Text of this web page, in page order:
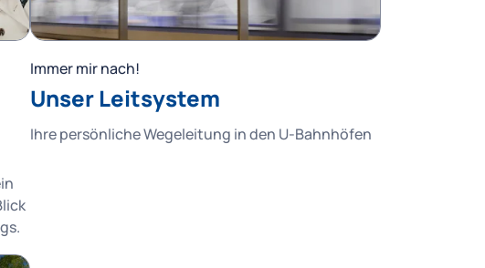
Immer mir nach!
Unser Leitsystem
Ihre persönliche Wegeleitung in den U-Bahnhöfen